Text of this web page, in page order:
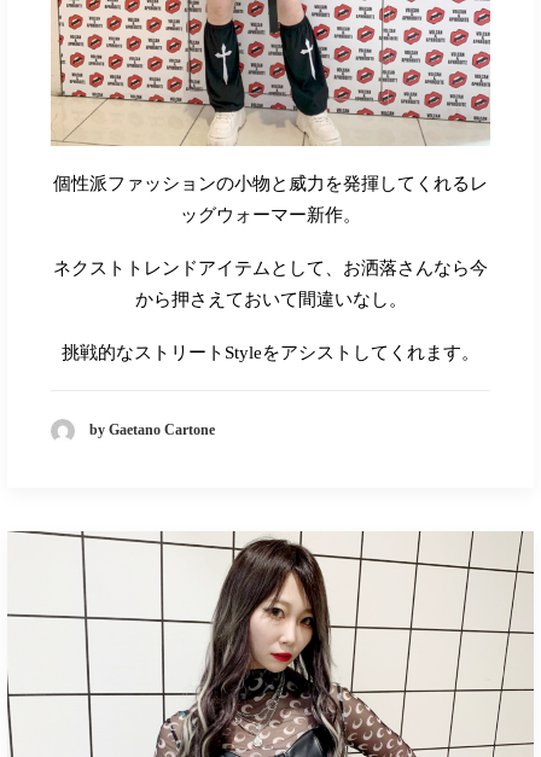
個性派ファッションの小物と威力を発揮してくれるレ
ッグウォーマー新作。
ネクストトレンドアイテムとして、お洒落さんなら今
から押さえておいて間違いなし。
挑戦的なストリート Styleをアシストしてくれます。
by Gaetano Cartone